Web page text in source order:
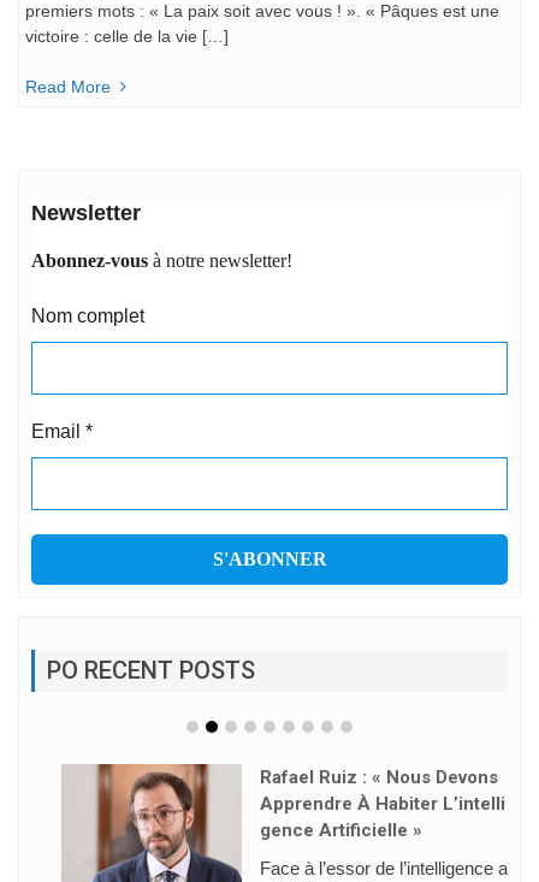
premiers mots : « La paix soit avec vous ! ». « Pâques est une
victoire : celle de la vie […]
Read More
Newsletter
Abonnez-vous à notre newsletter!
Nom complet
Email *
PO RECENT POSTS
Rafael Ruiz : « Nous Devons
Apprendre À Habiter L’intelli
Gence Artificielle »
Face à l’essor de l’intelligence a